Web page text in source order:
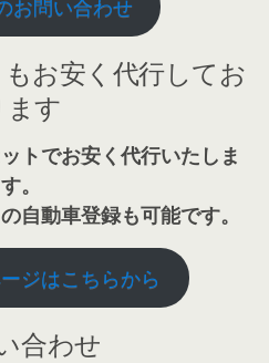
お問い合わせ
お安く代行してお
ます
トでお安く代行いたしま
す。
自動車登録も可能です。
ジはこちらから
合わせ